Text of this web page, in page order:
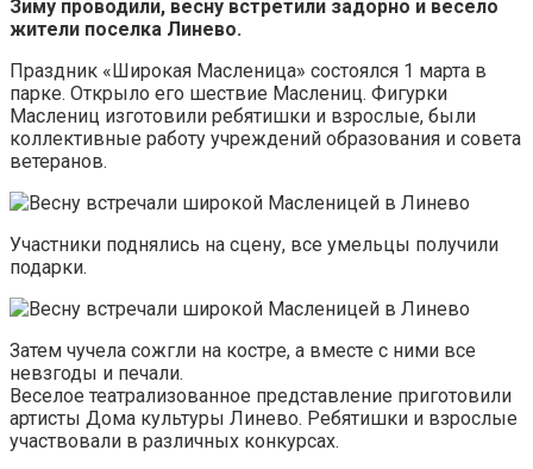
Зиму проводили, весну встретили задорно и весело
жители поселка Линево.
Праздник «Широкая Масленица» состоялся 1 марта в
парке. Открыло его шествие Маслениц. Фигурки
Маслениц изготовили ребятишки и взрослые, были
коллективные работу учреждений образования и совета
ветеранов.
Участники поднялись на сцену, все умельцы получили
подарки.
Затем чучела сожгли на костре, а вместе с ними все
невзгоды и печали.
Веселое театрализованное представление приготовили
артисты Дома культуры Линево. Ребятишки и взрослые
участвовали в различных конкурсах.